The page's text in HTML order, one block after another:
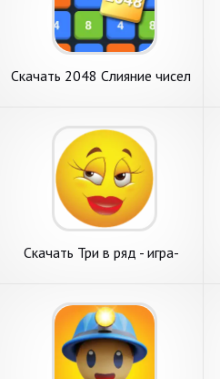
Скачать 2048 Слияние чисел
Скачать Три в ряд - игра-
на Андроид